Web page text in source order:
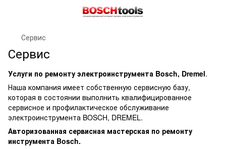
Сервис
Сервис
Услуги по ремонту электроинструмента Bosch, Dremel.
Наша компания имеет собственную сервисную базу,
которая в состоянии выполнить квалифицированное
сервисное и профилактическое обслуживание
электроинструмента BOSCH, DREMEL.
Авторизованная сервисная мастерская по ремонту
инструмента Bosch.